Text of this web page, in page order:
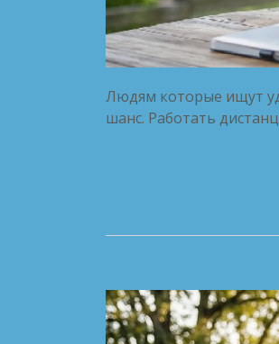
Людям которые ищут
шанс. Работать